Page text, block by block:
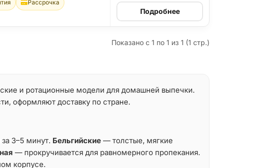
Рассрочка
Подробнее
Показано с 1 по 1 из 1 (1 стр.)
и ротационные модели для домашней выпечки.
оформляют доставку по стране.
3–5 минут. Бельгийские — толстые, мягкие
— прокручивается для равномерного пропекания.
корпусе.